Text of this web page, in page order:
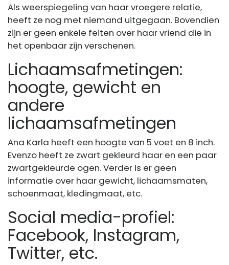
Als weerspiegeling van haar vroegere relatie,
heeft ze nog met niemand uitgegaan. Bovendien
zijn er geen enkele feiten over haar vriend die in
het openbaar zijn verschenen.
Lichaamsafmetingen:
hoogte, gewicht en
andere
lichaamsafmetingen
Ana Karla heeft een hoogte van 5 voet en 8 inch.
Evenzo heeft ze zwart gekleurd haar en een paar
zwartgekleurde ogen. Verder is er geen
informatie over haar gewicht, lichaamsmaten,
schoenmaat, kledingmaat, etc.
Social media-profiel:
Facebook, Instagram,
Twitter, etc.